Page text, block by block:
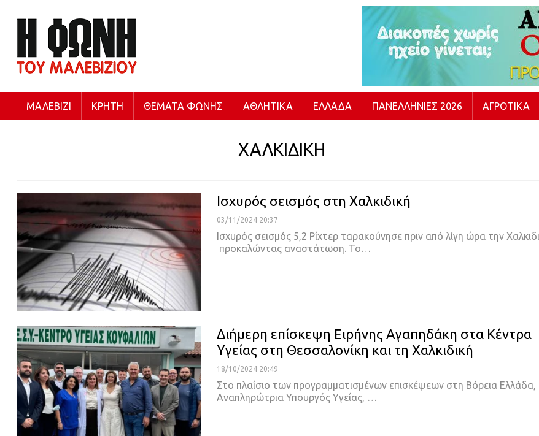
ΜΑΛΕΒΊΖΙ ΚΡΉΤΗ ΘΈΜΑΤΑ ΦΩΝΉΣ ΑΘΛΗΤΙΚΆ ΕΛΛΆΔΑ ΠΑΝΕΛΛΉΝΙΕΣ 2026 ΑΓΡΟΤΙΚΆ
ΧΑΛΚΙΔΙΚΗ
Ισχυρός σεισμός στη Χαλκιδική
03/11/2024 20:37
Ισχυρός σεισμός 5,2 Ρίχτερ ταρακούνησε πριν από λίγη ώρα την
προκαλώντας αναστάτωση. Το…
Διήμερη επίσκεψη Ειρήνης Αγαπηδάκη στα Κέντρα
Υγείας στη Θεσσαλονίκη και τη Χαλκιδική
18/10/2024 20:49
Στο πλαίσιο των προγραμματισμένων επισκέψεων στη Βόρεια Ελλάδα,
Αναπληρώτρια Υπουργός Υγείας, …